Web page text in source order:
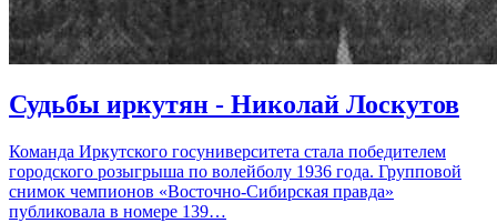
Судьбы иркутян - Николай Лоскутов
Команда Иркутского госуниверситета стала победителем
городского розыгрыша по волейболу 1936 года. Групповой
снимок чемпионов «Восточно-Сибирская правда»
публиковала в номере 139…